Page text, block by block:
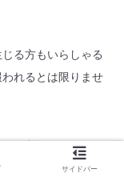
る方もいらしゃる
れるとは限りませ
を覚悟しておりま
サイドバー